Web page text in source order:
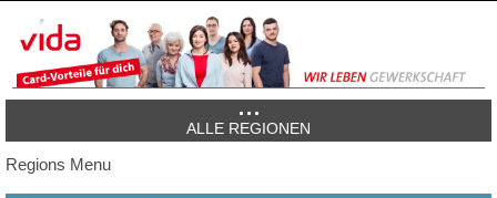
ALLE REGIONEN
Regions Menu